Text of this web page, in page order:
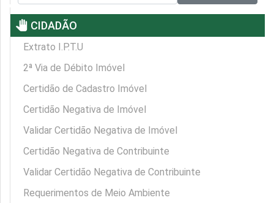
pan_tool CIDADÃO
Extrato I.P.T.U
2ª Via de Débito Imóvel
Certidão de Cadastro Imóvel
Certidão Negativa de Imóvel
Validar Certidão Negativa de Imóvel
Certidão Negativa de Contribuinte
Validar Certidão Negativa de Contribuinte
Requerimentos de Meio Ambiente